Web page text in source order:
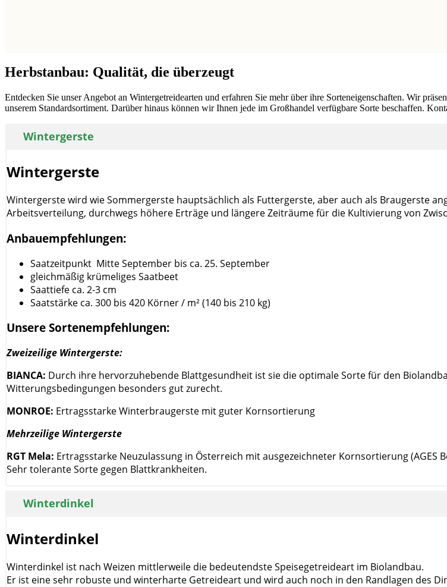
Herbstanbau: Qualität, die überzeugt
Entdecken Sie unser Angebot an Wintergetreidearten und erfahren Sie mehr über ihre Sorteneigenschaften. Wir
unserem Standardsortiment. Darüber hinaus können wir Ihnen jede im Großhandel verfügbare Sorte beschaffen.
Wintergerste
Wintergerste
Wintergerste wird wie Sommergerste hauptsächlich als Futtergerste, aber auch als Braugerste
Arbeitsverteilung, durchwegs höhere Erträge und längere Zeiträume für die Kultivierung von
Anbauempfehlungen:
Saatzeitpunkt Mitte September bis ca. 25. September
gleichmäßig krümeliges Saatbeet
Saattiefe ca. 2-3 cm
Saatstärke ca. 300 bis 420 Körner / m² (140 bis 210 kg)
Unsere Sortenempfehlungen:
Zweizeilige Wintergerste:
BIANCA: Durch ihre hervorzuhebende Blattgesundheit ist sie die optimale Sorte für den
Witterungsbedingungen besonders gut zurecht.
MONROE: Ertragsstarke Winterbraugerste mit guter Kornsortierung
Mehrzeilige Wintergerste
RGT Mela: Ertragsstarke Neuzulassung in Österreich mit ausgezeichneter Kornsortierung (AGES
Sehr tolerante Sorte gegen Blattkrankheiten.
Winterdinkel
Winterdinkel
Winterdinkel ist nach Weizen mittlerweile die bedeutendste Speisegetreideart im Biolandbau.
Er ist eine sehr robuste und winterharte Getreideart und wird auch noch in den Randlagen des